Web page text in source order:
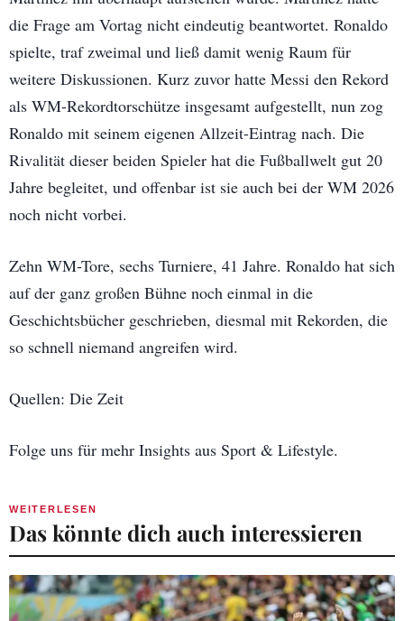
die Frage am Vortag nicht eindeutig beantwortet. Ronaldo
spielte, traf zweimal und ließ damit wenig Raum für
weitere Diskussionen. Kurz zuvor hatte Messi den Rekord
als WM-Rekordtorschütze insgesamt aufgestellt, nun zog
Ronaldo mit seinem eigenen Allzeit-Eintrag nach. Die
Rivalität dieser beiden Spieler hat die Fußballwelt gut 20
Jahre begleitet, und offenbar ist sie auch bei der WM 2026
noch nicht vorbei.
Zehn WM-Tore, sechs Turniere, 41 Jahre. Ronaldo hat sich
auf der ganz großen Bühne noch einmal in die
Geschichtsbücher geschrieben, diesmal mit Rekorden, die
so schnell niemand angreifen wird.
Quellen: Die Zeit
Folge uns für mehr Insights aus Sport & Lifestyle.
WEITERLESEN
Das könnte dich auch interessieren